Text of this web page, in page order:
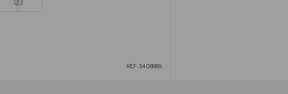
REF: 5408889